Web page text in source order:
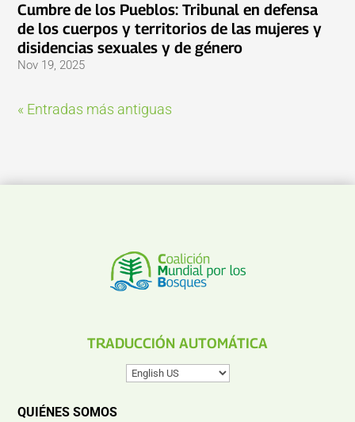
Cumbre de los Pueblos: Tribunal en defensa
de los cuerpos y territorios de las mujeres y
disidencias sexuales y de género
Nov 19, 2025
« Entradas más antiguas
TRADUCCIÓN AUTOMÁTICA
QUIÉNES SOMOS